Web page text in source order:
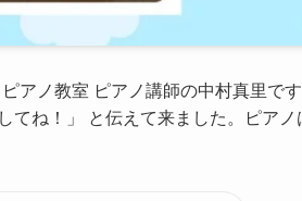
アノ教室 ピアノ講師の中村真里で
ね！」 と伝えて来ました。ピアノ